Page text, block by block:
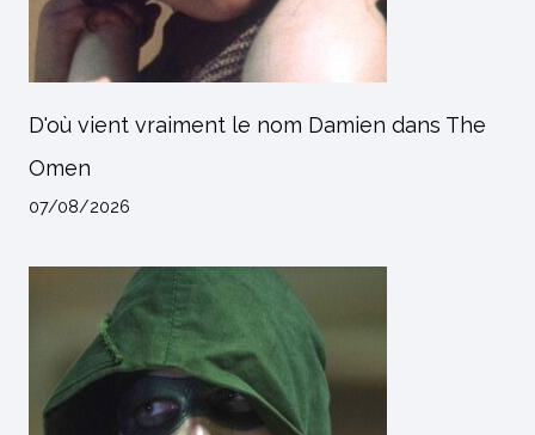
D'où vient vraiment le nom Damien dans The
Omen
07/08/2026